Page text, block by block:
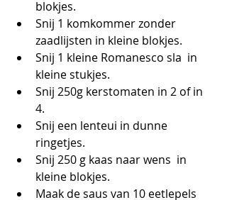
blokjes.
Snij 1 komkommer zonder
zaadlijsten in kleine blokjes.
Snij 1 kleine Romanesco sla  in
kleine stukjes.
Snij 250g kerstomaten in 2 of in
4.
Snij een lenteui in dunne
ringetjes.
Snij 250 g kaas naar wens  in
kleine blokjes.
Maak de saus van 10 eetlepels